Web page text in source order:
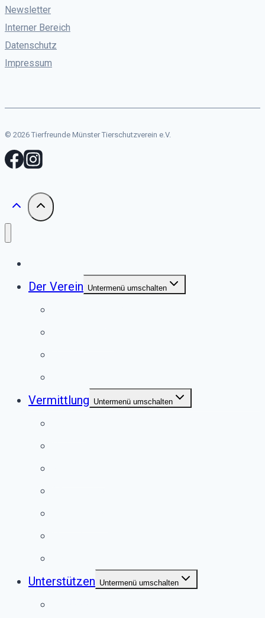
Newsletter
Interner Bereich
Datenschutz
Impressum
© 2026 Tierfreunde Münster Tierschutzverein e.V.
Der Verein Untermenü umschalten
Vermittlung Untermenü umschalten
Unterstützen Untermenü umschalten